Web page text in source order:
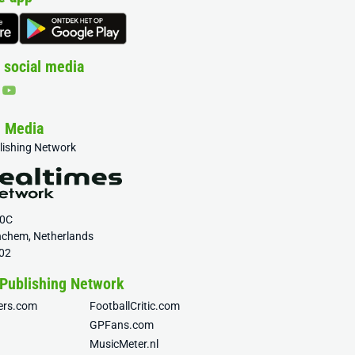
media
Media
Network
Netherlands
Network
FootballCritic.com
GPFans.com
MusicMeter.nl